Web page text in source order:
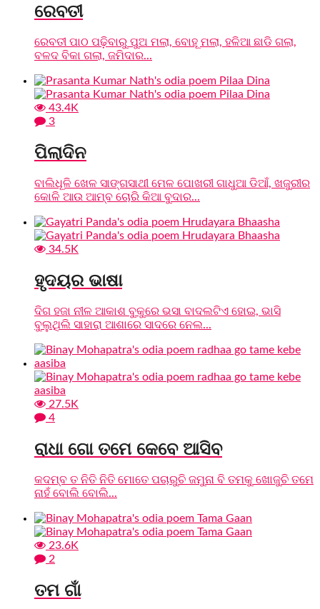
ରେବତୀ
ରେବତୀ ପାଠ ପଢ଼ିବାରୁ ପୁଅ ମଲା, ବୋହୂ ମଲା, ହଳିଆ ଛାଡି ଗଲା,
ବଳଦ ବିକା ଗଲା, ଜମିଦାର...
43.4K
3
ପିଲାଦିନ
ବାଲିଧୂଳି ଖେଳ ସାଙ୍ଗସାଥୀ ମେଳ ପୋଖରୀ ଗାଧୁଆ ଡିଆଁ, ଖଜୁରୀର
କୋଳି ଆଉ ଆମ୍ବ ଚୋରି କିଆ ବୁଦାର...
34.5K
ହୃଦୟର ଭାଷା
ଦିଗ ହଜା ନୀଳ ଆକାଶ ବୁକୁରେ ଭସା ବାଦଲଟିଏ ହୋଇ, ଭାସି
ବୁଲୁଥିଲି ସାହାରା ଆଶାରେ ସାଦରେ ନେଲ...
27.5K
4
ରାଧା ଗୋ ତମେ କେବେ ଆସିବ
କଦମ୍ବ ତ ନିତି ନିତି ମୋତେ ପଚାରୁଚି ଜମୁନା ବି ତମକୁ ଖୋଜୁଚି ତମେ
ନାହଁ ବୋଲି ବୋଲି...
23.6K
2
ତମ ଗାଁ